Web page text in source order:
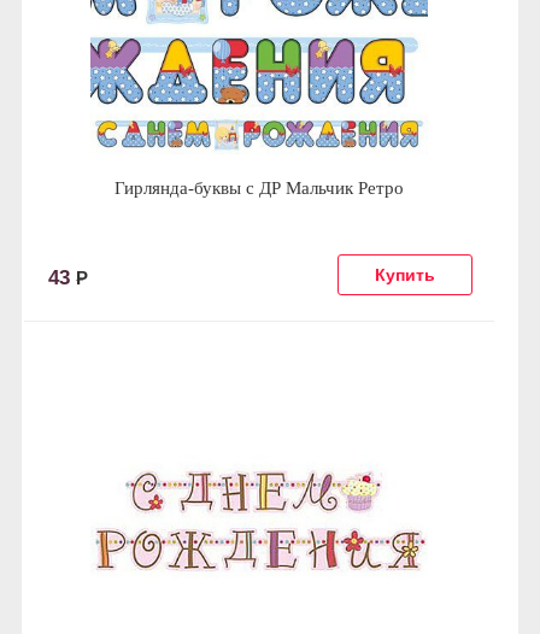
Гирлянда-буквы с ДР Мальчик Ретро
43 Р